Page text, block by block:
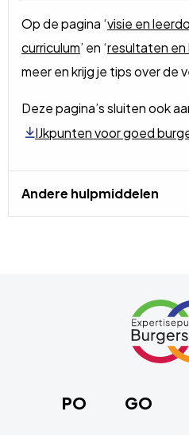
Op de pagina ‘visie en
curriculum’ en ‘resultaten
meer en krijg je tips over de
Deze pagina’s sluiten ook
IJkpunten voor goed
Andere hulpmiddelen
PO GO